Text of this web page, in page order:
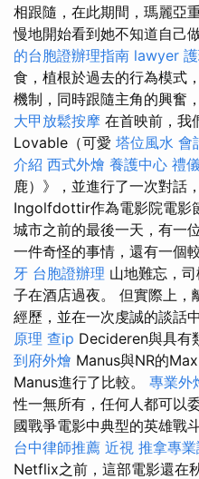
相跟隨，在此期間，瑪麗亞
慢地開始看到她不知道自己
的台胞證辦理指南 lawyer
食，植根於過去的行為模式
機制，同時跟隨主角的興奮
大甲放鬆按摩 在首映前，我
Lovable（可愛 塔位風水 會
介紹 西式外燴 養護中心 禮
鹿）》，並進行了一次對話
Ingolfdottir作為電影院電影
城市之前的最後一天，有一
一件奇怪的事情，還有一個
牙 台胞證辦理 山地難忘，
子在酒店過夜。 但實際上，
經歷，並在一次虔誠的談話
原理 查ip Decideren與具有
到府外燴 Manus與NR的Max
Manus進行了比較。 專業外
性一無所有，任何人都可以
國戰爭電影中典型的英雄戰
台中律師推薦 近視 推拿專
Netflix之前，這部電影還在